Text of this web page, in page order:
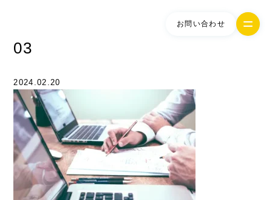
お問い合わせ
03
2024.02.20